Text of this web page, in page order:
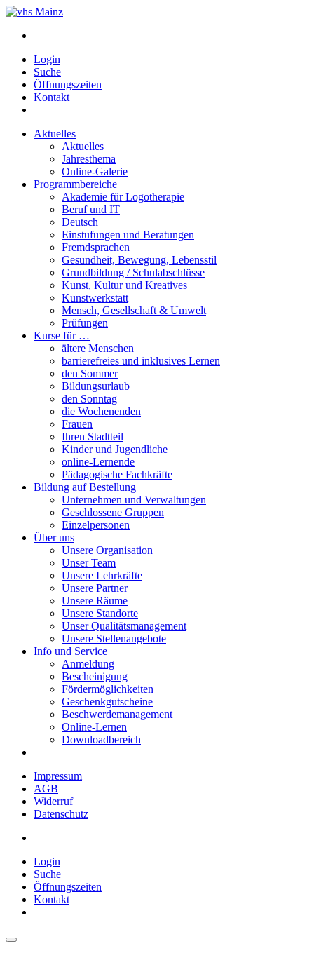
Login
Suche
Öffnungszeiten
Kontakt
Aktuelles
Aktuelles
Jahresthema
Online-Galerie
Programmbereiche
Akademie für Logotherapie
Beruf und IT
Deutsch
Einstufungen und Beratungen
Fremdsprachen
Gesundheit, Bewegung, Lebensstil
Grundbildung / Schulabschlüsse
Kunst, Kultur und Kreatives
Kunstwerkstatt
Mensch, Gesellschaft & Umwelt
Prüfungen
Kurse für …
ältere Menschen
barrierefreies und inklusives Lernen
den Sommer
Bildungsurlaub
den Sonntag
die Wochenenden
Frauen
Ihren Stadtteil
Kinder und Jugendliche
online-Lernende
Pädagogische Fachkräfte
Bildung auf Bestellung
Unternehmen und Verwaltungen
Geschlossene Gruppen
Einzelpersonen
Über uns
Unsere Organisation
Unser Team
Unsere Lehrkräfte
Unsere Partner
Unsere Räume
Unsere Standorte
Unser Qualitätsmanagement
Unsere Stellenangebote
Info und Service
Anmeldung
Bescheinigung
Fördermöglichkeiten
Geschenkgutscheine
Beschwerdemanagement
Online-Lernen
Downloadbereich
Impressum
AGB
Widerruf
Datenschutz
Login
Suche
Öffnungszeiten
Kontakt